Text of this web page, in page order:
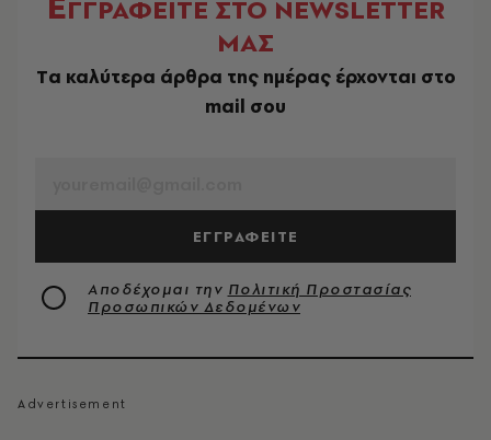
ΓΓΡΑΦΕΙΤΕ ΣΤΟ NEWSLETTER
ΜΑΣ
Tα καλύτερα άρθρα της ημέρας έρχονται στο
mail σου
ΕΓΓΡΑΦΕΙΤΕ
Αποδέχομαι την Πολιτική Προστασίας
Προσωπικών Δεδομένων